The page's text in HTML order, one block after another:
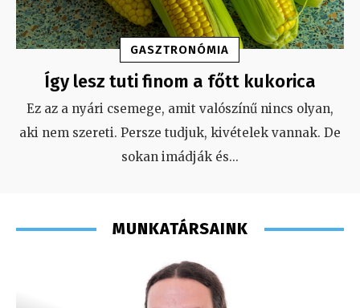
GASZTRONÓMIA
Így lesz tuti finom a főtt kukorica
Ez az a nyári csemege, amit valószínű nincs olyan,
aki nem szereti. Persze tudjuk, kivételek vannak. De
sokan imádják és...
MUNKATÁRSAINK